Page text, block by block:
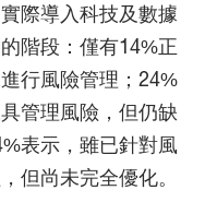
際導入科技及數據
階段：僅有14%正
行風險管理；24%
管理風險，但仍缺
表示，雖已針對風
但尚未完全優化。